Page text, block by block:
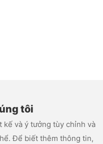
tôi
kế và ý tưởng tùy chỉnh và
Để biết thêm thông tin,